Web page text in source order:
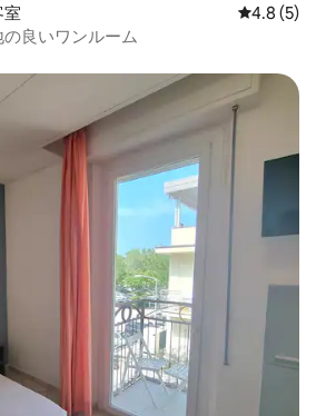
室 レビュー5
4.8 (5)
良いワンルーム